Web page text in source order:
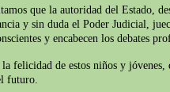
que la autoridad del Estado,
y sin duda el Poder Judicial,
y encabecen los debates
felicidad de estos niños y jóvenes,
futuro.